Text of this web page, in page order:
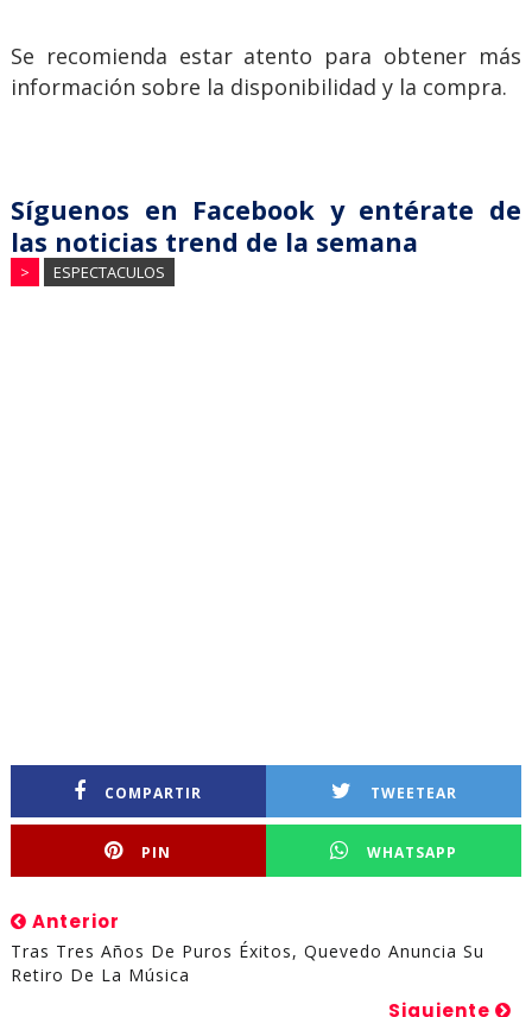
Se recomienda estar atento para obtener más
información sobre la disponibilidad y la compra.
Síguenos en Facebook y entérate de
las noticias trend de la semana
> ESPECTACULOS
COMPARTIR TWEETEAR
PIN WHATSAPP
Anterior
Tras Tres Años De Puros Éxitos, Quevedo Anuncia Su
Retiro De La Música
Siguiente